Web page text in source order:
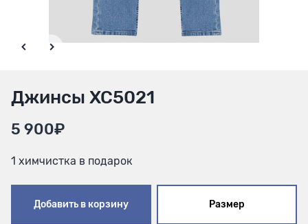
Джинсы XC5021
5 900₽
1 химчистка в подарок
Добавить в корзину Размер